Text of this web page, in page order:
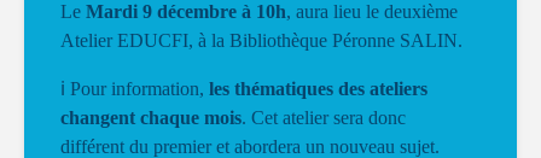
Le Mardi 9 décembre à 10h, aura lieu le deuxième
Atelier EDUCFI, à la Bibliothèque Péronne SALIN.
ℹ️ Pour information, les thématiques des ateliers
changent chaque mois. Cet atelier sera donc
différent du premier et abordera un nouveau sujet.